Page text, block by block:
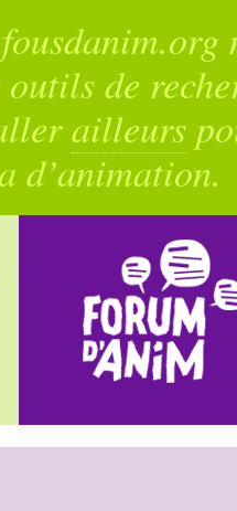
de
ailleurs
d’animation.